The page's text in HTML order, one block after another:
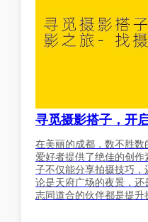
寻觅摄影搭子，开
在美丽的成都，数不胜
爱好者提供了绝佳的创
子不仅能分享拍摄技巧
论是天府广场的夜景，还
志同道合的伙伴都是提升